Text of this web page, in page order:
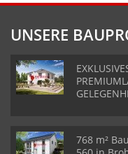
UNSERE
768 m²